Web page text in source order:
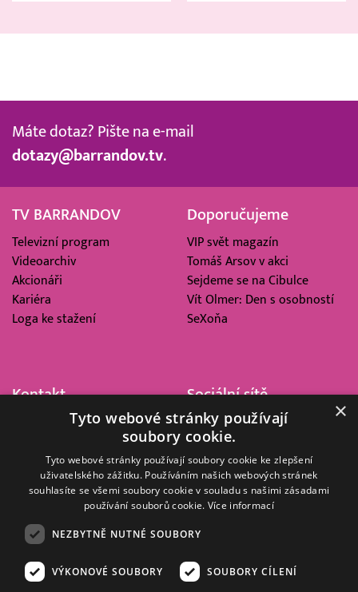
Máte dotaz? Pište na e-mail
dotazy@barrandov.tv.
TV BARRANDOV
Televizní program
Videoarchiv
Akcionáři
Kariéra
Loga ke stažení
Doporučujeme
VIP svět magazín
Tomáš Arsov v akci
Sejdeme se na Cibulce
Vít Olmer: Den s osobností
SeXoňa
Kontakt
Barrandov Televizní Studio,
Kříženeckého nám. 322
152 00 Praha 5
IČ 416 93 311
Sociální sítě
© 2008–2026 EMPRESA MEDIA, a.s. Všechna práva vyhrazena.
×
Tyto webové stránky používají
soubory cookie.
Tyto webové stránky používají soubory cookie ke zlepšení
uživatelského zážitku. Používáním našich webových stránek
souhlasíte se všemi soubory cookie v souladu s našimi zásadami
používání souborů cookie. Více informací
NEZBYTNĚ NUTNÉ SOUBORY
VÝKONOVÉ SOUBORY SOUBORY CÍLENÍ